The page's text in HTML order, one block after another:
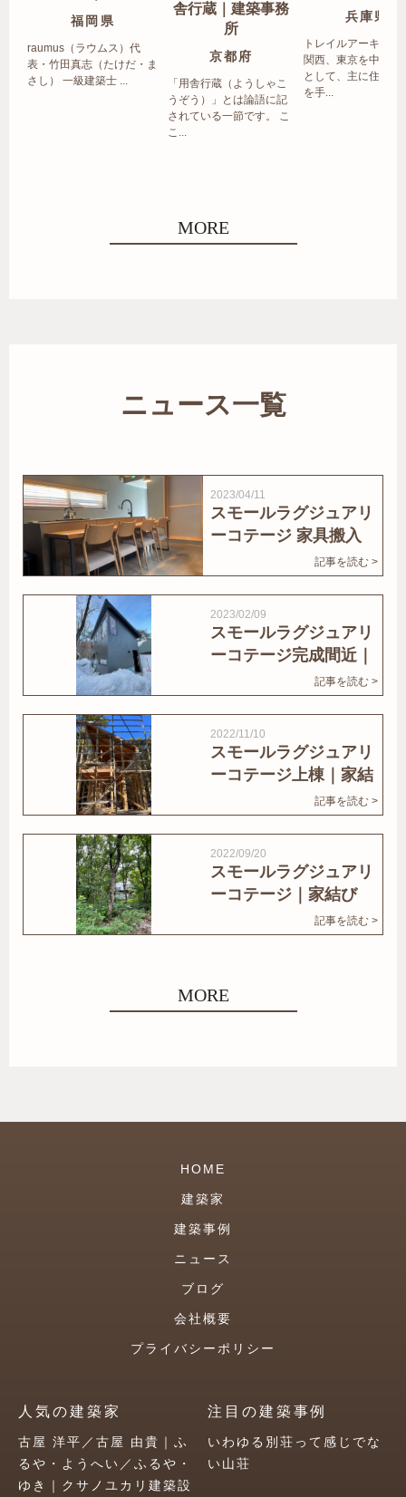
福岡県
raumus（ラウムス）代
表・竹田真志（たけだ・ま
さし） 一級建築士 ...
舎行蔵｜建築事務
所
京都府
「用舎行蔵（ようしゃこ
うぞう）」とは論語に記
されている一節です。 こ
こ...
兵庫県
トレイルアーキテク
関西、東京を中心エ
として、主に住宅の
を手...
MORE
ニュース一覧
2023/04/11
スモールラグジュアリ
ーコテージ 家具搬入
記事を読む >
2023/02/09
スモールラグジュアリ
ーコテージ完成間近｜
記事を読む >
2022/11/10
スモールラグジュアリ
ーコテージ上棟｜家結
記事を読む >
2022/09/20
スモールラグジュアリ
ーコテージ｜家結び
記事を読む >
MORE
HOME
建築家
建築事例
ニュース
ブログ
会社概要
プライバシーポリシー
人気の建築家
古屋 洋平／古屋 由貴｜ふ
るや・ようへい／ふるや・
ゆき｜クサノユカリ建築設
注目の建築事例
いわゆる別荘って感じでな
い山荘